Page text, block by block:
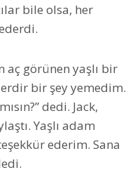
bile olsa, her
aç görünen yaşlı bir
bir şey yemedim.
dedi. Jack,
Yaşlı adam
ederim. Sana